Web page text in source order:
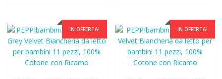
IN OFFERTA! IN OFFERTA!